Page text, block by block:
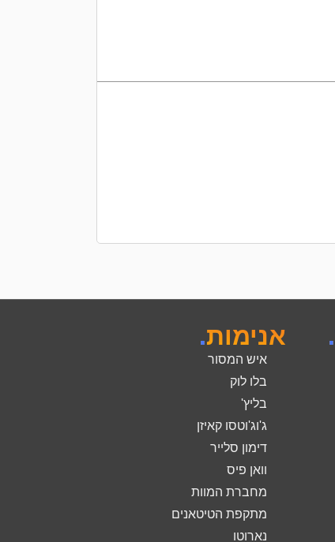
. אנימות.
איש המסור
בלו לוק
בליץ'
ג'וג'וטסו קאיזן
דימון סלייר
וואן פיס
מחברת המוות
מתקפת הטיטאנים
נארוטו